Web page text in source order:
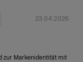
23.04.2026